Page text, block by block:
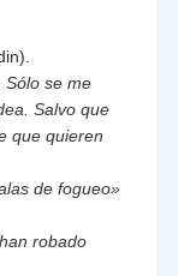
Sólo se me
Salvo que
que quieren
de fogueo»
robado